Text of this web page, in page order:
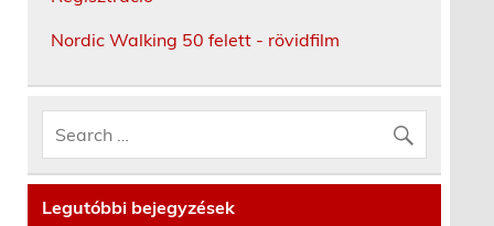
Nordic Walking 50 felett - rövidfilm
Legutóbbi bejegyzések